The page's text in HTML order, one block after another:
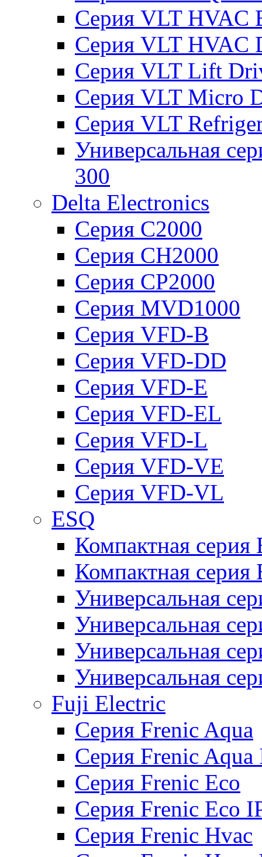
Серия VLT HVAC
Серия VLT HVAC
Серия VLT Lift
Серия VLT Micro
Серия VLT
Универсальная
300
Delta Electronics
Серия C2000
Серия CH2000
Серия CP2000
Серия MVD1000
Серия VFD-B
Серия VFD-DD
Серия VFD-E
Серия VFD-EL
Серия VFD-L
Серия VFD-VE
Серия VFD-VL
ESQ
Компактная серия
Компактная
Универсальная
Универсальная
Универсальная
Универсальная
Fuji Electric
Серия Frenic Aqua
Серия Frenic Aqua
Серия Frenic Eco
Серия Frenic Eco
Серия Frenic Hvac